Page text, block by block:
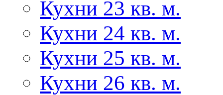
Кухни 23 кв. м.
Кухни 24 кв. м.
Кухни 25 кв. м.
Кухни 26 кв. м.